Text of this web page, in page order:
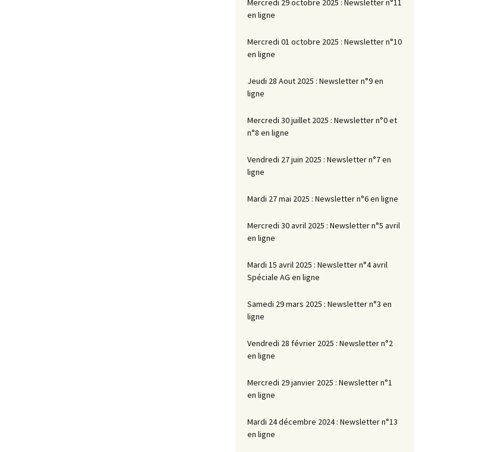
en ligne
Mercredi 01 octobre 2025 : Newsletter n°10
en ligne
Jeudi 28 Aout 2025 : Newsletter n°9 en
ligne
Mercredi 30 juillet 2025 : Newsletter n°0 et
n°8 en ligne
Vendredi 27 juin 2025 : Newsletter n°7 en
ligne
Mardi 27 mai 2025 : Newsletter n°6 en ligne
Mercredi 30 avril 2025 : Newsletter n°5 avril
en ligne
Mardi 15 avril 2025 : Newsletter n°4 avril
Spéciale AG en ligne
Samedi 29 mars 2025 : Newsletter n°3 en
ligne
Vendredi 28 février 2025 : Newsletter n°2
en ligne
Mercredi 29 janvier 2025 : Newsletter n°1
en ligne
Mardi 24 décembre 2024 : Newsletter n°13
en ligne